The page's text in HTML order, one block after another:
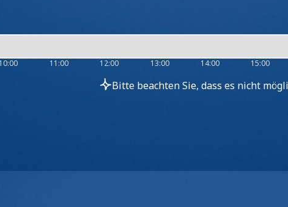
10:00 11:00 12:00 13:00 14:00 15:00
Bitte beachten Sie, dass es nicht